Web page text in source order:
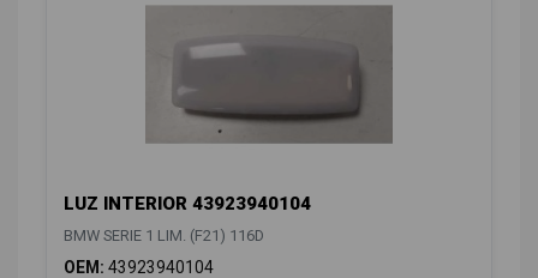
LUZ INTERIOR 43923940104
BMW SERIE 1 LIM. (F21) 116D
OEM: 43923940104